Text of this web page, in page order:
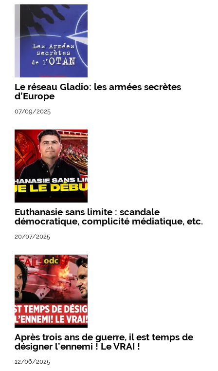
Le réseau Gladio: les armées secrètes
d’Europe
07/09/2025
Euthanasie sans limite : scandale
démocratique, complicité médiatique, etc.
20/07/2025
Après trois ans de guerre, il est temps de
désigner l’ennemi ! Le VRAI !
12/06/2025